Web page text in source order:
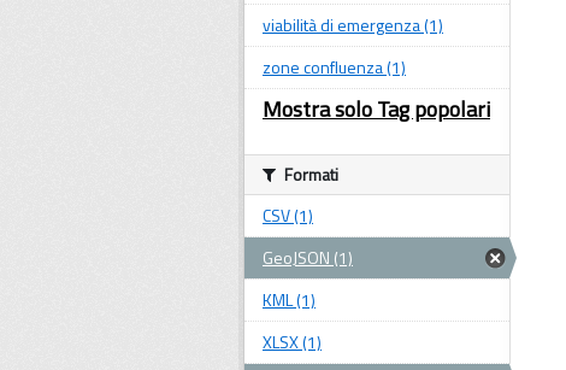
viabilità di emergenza (1)
zone confluenza (1)
Mostra solo Tag popolari
Formati
CSV (1)
GeoJSON (1)
KML (1)
XLSX (1)